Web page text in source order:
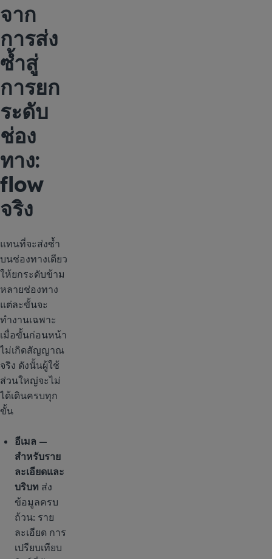
จาก
การส่ง
ซ้ำสู่
การยก
ระดับ
ช่อง
ทาง:
flow
จริง
แทนที่จะส่งซ้ำ
บนช่องทางเดียว
ให้ยกระดับข้าม
หลายช่องทาง
แต่ละขั้นจะ
ทำงานเฉพาะ
เมื่อขั้นก่อนหน้า
ไม่เกิดสัญญาณ
จริง ดังนั้นผู้ใช้
ส่วนใหญ่จะไม่
ได้เดินครบทุก
ขั้น
อีเมล —
สำหรับราย
ละเอียดและ
บริบท ส่ง
ข้อมูลครบ
ถ้วน: ราย
ละเอียด การ
เปรียบเทียบ